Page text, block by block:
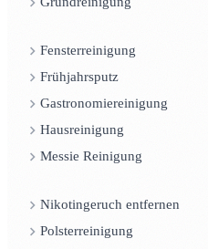
Fensterreinigung
Frühjahrsputz
Gastronomiereinigung
Hausreinigung
Messie Reinigung
Nikotingeruch entfernen
Polsterreinigung